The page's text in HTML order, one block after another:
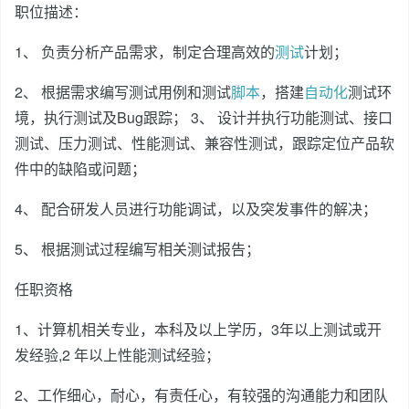
职位描述：
1、 负责分析产品需求，制定合理高效的测试计划；
2、 根据需求编写测试用例和测试脚本，搭建自动化测试环
境，执行测试及Bug跟踪； 3、 设计并执行功能测试、接口
测试、压力测试、性能测试、兼容性测试，跟踪定位产品软
件中的缺陷或问题；
4、 配合研发人员进行功能调试，以及突发事件的解决；
5、 根据测试过程编写相关测试报告；
任职资格
1、计算机相关专业，本科及以上学历，3年以上测试或开
发经验,2 年以上性能测试经验；
2、工作细心，耐心，有责任心，有较强的沟通能力和团队